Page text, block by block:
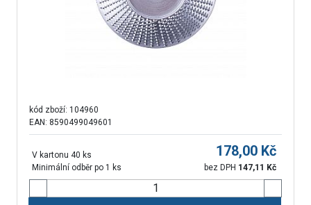
kód zboží: 104960
EAN: 8590499049601
V kartonu 40 ks
Minimální odběr po 1 ks
178,00 Kč
bez DPH 147,11 Kč